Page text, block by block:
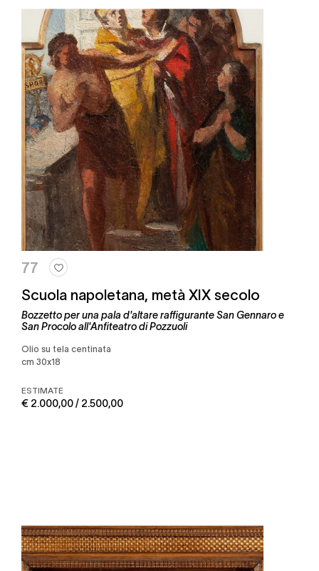
77
Scuola napoletana, metà XIX secolo
Bozzetto per una pala d'altare raffigurante San Gennaro e
San Procolo all'Anfiteatro di Pozzuoli
olio su tela centinata
cm 30x18
ESTIMATE
€ 2.000,00 / 2.500,00